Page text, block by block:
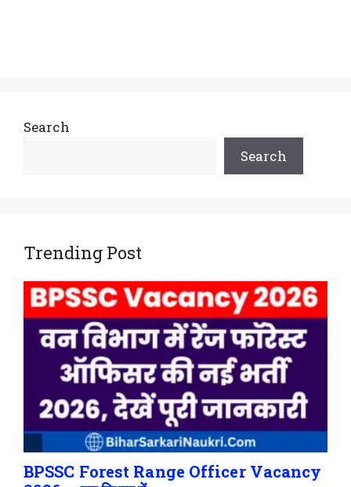
Search
Search
Trending Post